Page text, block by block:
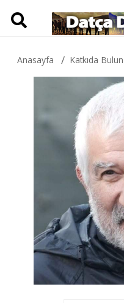
Anasayfa Katkıda